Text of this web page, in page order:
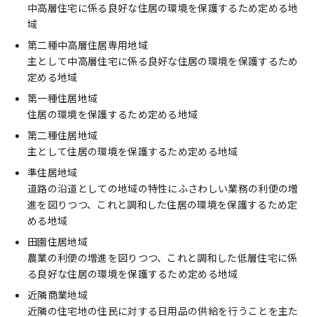
中高層住宅に係る良好な住居の環境を保護するため定める地
域
第二種中高層住居専用地域
主として中高層住宅に係る良好な住居の環境を保護するため
定める地域
第一種住居地域
住居の環境を保護するため定める地域
第二種住居地域
主として住居の環境を保護するため定める地域
準住居地域
道路の沿道としての地域の特性にふさわしい業務の利便の増
進を図りつつ、これと調和した住居の環境を保護するため定
める地域
田園住居地域
農業の利便の増進を図りつつ、これと調和した低層住宅に係
る良好な住居の環境を保護するため定める地域
近隣商業地域
近隣の住宅地の住民に対する日用品の供給を行うことを主た